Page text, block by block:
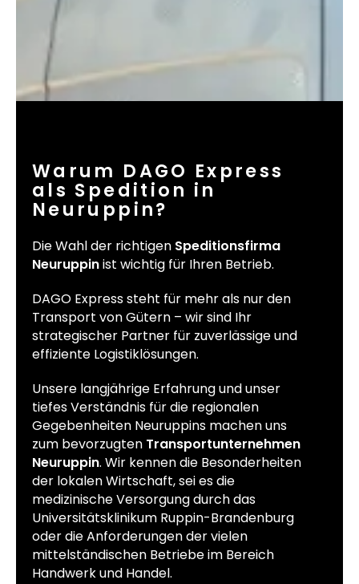
Warum DAGO Express
als Spedition in
Neuruppin?
Die Wahl der richtigen Speditionsfirma
Neuruppinist wichtig für Ihren Betrieb.
DAGO Express steht für mehr als nur den
Transport von Gütern – wir sind Ihr
strategischer Partner für zuverlässige und
effiziente Logistiklösungen.
Unsere langjährige Erfahrung und unser
tiefes Verständnis für die regionalen
Gegebenheiten Neuruppins machen uns
zum bevorzugten Transportunternehmen
Neuruppin. Wir kennen die Besonderheiten
der lokalen Wirtschaft, sei es die
medizinische Versorgung durch das
Universitätsklinikum Ruppin-Brandenburg
oder die Anforderungen der vielen
mittelständischen Betriebe im Bereich
Handwerk und Handel.